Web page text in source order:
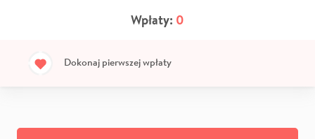
Wpłaty: 0
Dokonaj pierwszej wpłaty